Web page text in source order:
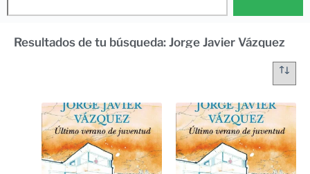
Resultados de tu búsqueda: Jorge Javier Vázquez